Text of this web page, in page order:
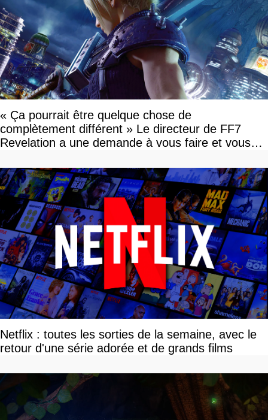
« Ça pourrait être quelque chose de
complètement différent » Le directeur de FF7
Revelation a une demande à vous faire et vous
Netflix : toutes les sorties de la semaine, avec le
retour d'une série adorée et de grands films